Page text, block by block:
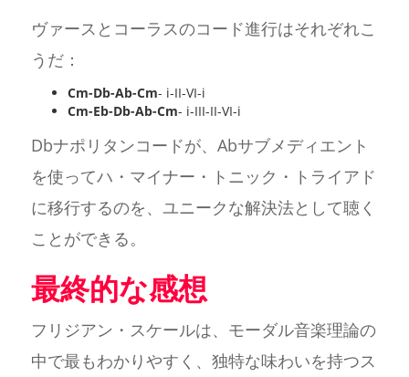
ヴァースとコーラスのコード進行はそれぞれこ
うだ：
Cm-Db-Ab-Cm- i-II-VI-i
Cm-Eb-Db-Ab-Cm- i-III-II-VI-i
Dbナポリタンコードが、Abサブメディエント
を使ってハ・マイナー・トニック・トライアド
に移行するのを、ユニークな解決法として聴く
ことができる。
最終的な感想
フリジアン・スケールは、モーダル音楽理論の
中で最もわかりやすく、独特な味わいを持つス